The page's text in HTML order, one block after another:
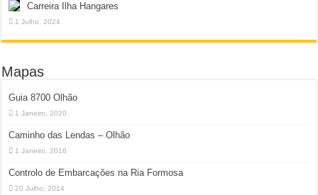
Carreira Ilha Hangares
1 Julho, 2024
Mapas
Guia 8700 Olhão
1 Janeiro, 2020
Caminho das Lendas – Olhão
1 Janeiro, 2016
Controlo de Embarcações na Ria Formosa
20 Julho, 2014